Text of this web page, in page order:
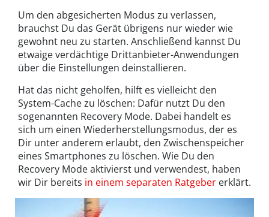
Um den abgesicherten Modus zu verlassen,
brauchst Du das Gerät übrigens nur wieder wie
gewohnt neu zu starten. Anschließend kannst Du
etwaige verdächtige Drittanbieter-Anwendungen
über die Einstellungen deinstallieren.
Hat das nicht geholfen, hilft es vielleicht den
System-Cache zu löschen: Dafür nutzt Du den
sogenannten Recovery Mode. Dabei handelt es
sich um einen Wiederherstellungsmodus, der es
Dir unter anderem erlaubt, den Zwischenspeicher
eines Smartphones zu löschen. Wie Du den
Recovery Mode aktivierst und verwendest, haben
wir Dir bereits in einem separaten Ratgeber erklärt.